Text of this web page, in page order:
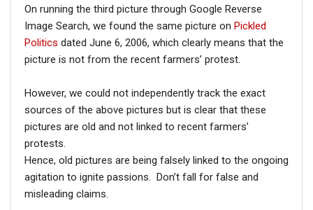
On running the third picture through Google Reverse
Image Search, we found the same picture on Pickled
Politics dated June 6, 2006, which clearly means that the
picture is not from the recent farmers’ protest.
However, we could not independently track the exact
sources of the above pictures but is clear that these
pictures are old and not linked to recent farmers’
protests.
Hence, old pictures are being falsely linked to the ongoing
agitation to ignite passions. Don’t fall for false and
misleading claims.